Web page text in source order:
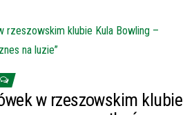
w rzeszowskim klubie